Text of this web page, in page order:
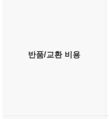
반품/교환 비용